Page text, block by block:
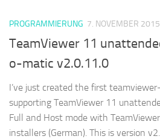
PROGRAMMIERUNG 7. NOVEMBER 2015
TeamViewer 11
o-matic v2.0.11.0
I’ve just created the first
supporting TeamViewer 11
Full and Host mode with
installers (German). This is version